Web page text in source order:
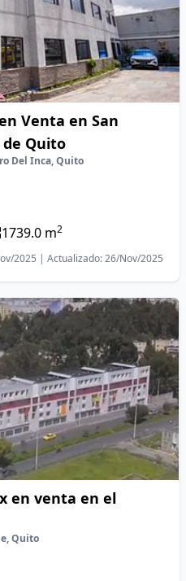
Venta en San
Quito
Del Inca, Quito
1739.0 m2
2025 | Actualizado: 26/Nov/2025
en venta en el
Quito